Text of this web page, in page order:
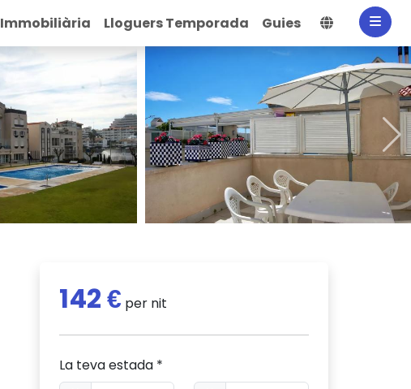
Immobiliària Lloguers Temporada Guies
142 € per nit
La teva estada *